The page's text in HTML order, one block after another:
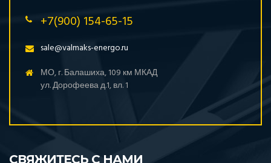
+7(900) 154-65-15
sale@valmaks-energo.ru
МО, г. Балашиха, 109 км МКАД
ул. Дорофеева д.1, вл. 1
СВЯЖИТЕСЬ С НАМИ